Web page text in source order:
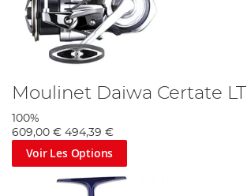
Moulinet Daiwa Certate LT
100%
609,00 € 494,39 €
Voir Les Options